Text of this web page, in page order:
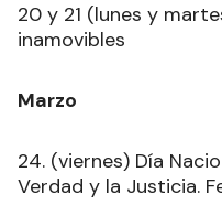
20 y 21 (lunes y
inamovibles
Marzo
24. (viernes) Día
Verdad y la Justicia.